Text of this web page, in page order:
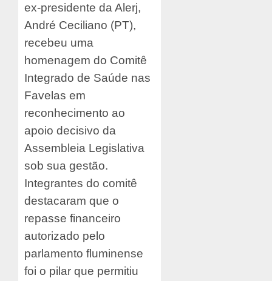
ex-presidente da Alerj,
André Ceciliano (PT),
recebeu uma
homenagem do Comitê
Integrado de Saúde nas
Favelas em
reconhecimento ao
apoio decisivo da
Assembleia Legislativa
sob sua gestão.
Integrantes do comitê
destacaram que o
repasse financeiro
autorizado pelo
parlamento fluminense
foi o pilar que permitiu